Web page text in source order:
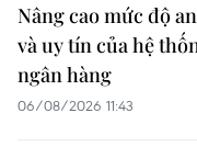
Nâng cao mức độ
và uy tín của hệ
ngân hàng
06/08/2026 11:43